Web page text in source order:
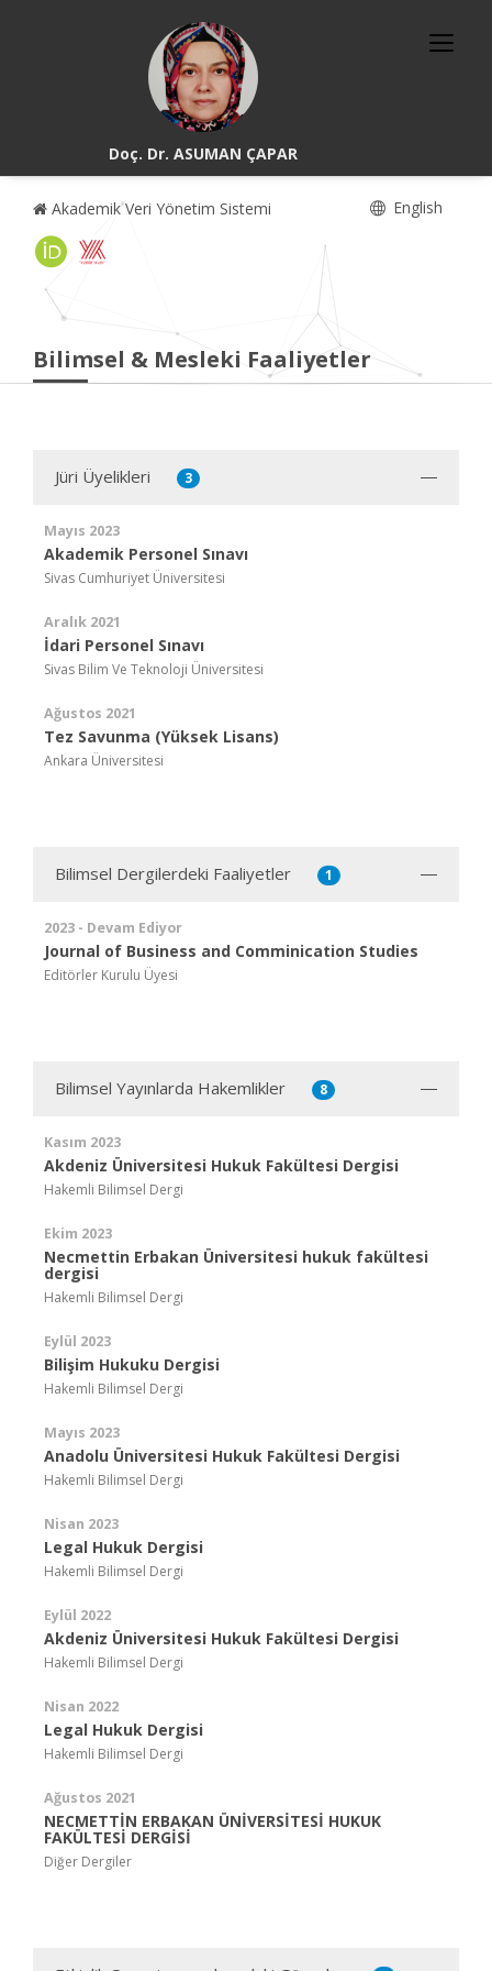
Doç. Dr. ASUMAN ÇAPAR
Akademik Veri Yönetim Sistemi English
Bilimsel & Mesleki Faaliyetler
Jüri Üyelikleri 3
Mayıs 2023
Akademik Personel Sınavı
Sivas Cumhuriyet Üniversitesi
Aralık 2021
İdari Personel Sınavı
Sivas Bilim Ve Teknoloji Üniversitesi
Ağustos 2021
Tez Savunma (Yüksek Lisans)
Ankara Üniversitesi
Bilimsel Dergilerdeki Faaliyetler 1
2023 - Devam Ediyor
Journal of Business and Comminication Studies
Editörler Kurulu Üyesi
Bilimsel Yayınlarda Hakemlikler 8
Kasım 2023
Akdeniz Üniversitesi Hukuk Fakültesi Dergisi
Hakemli Bilimsel Dergi
Ekim 2023
Necmettin Erbakan Üniversitesi hukuk fakültesi
dergisi
Hakemli Bilimsel Dergi
Eylül 2023
Bilişim Hukuku Dergisi
Hakemli Bilimsel Dergi
Mayıs 2023
Anadolu Üniversitesi Hukuk Fakültesi Dergisi
Hakemli Bilimsel Dergi
Nisan 2023
Legal Hukuk Dergisi
Hakemli Bilimsel Dergi
Eylül 2022
Akdeniz Üniversitesi Hukuk Fakültesi Dergisi
Hakemli Bilimsel Dergi
Nisan 2022
Legal Hukuk Dergisi
Hakemli Bilimsel Dergi
Ağustos 2021
NECMETTİN ERBAKAN ÜNİVERSİTESİ HUKUK
FAKÜLTESİ DERGİSİ
Diğer Dergiler